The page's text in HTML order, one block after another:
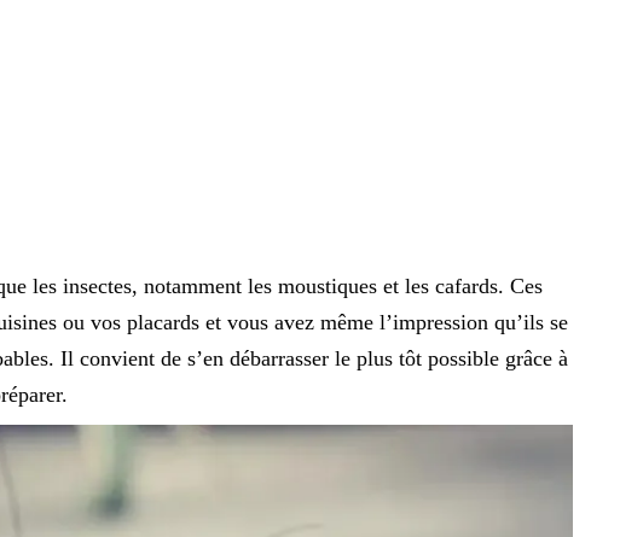
les insectes, notamment les moustiques et les cafards. Ces
ou vos placards et vous avez même l’impression qu’ils se
Il convient de s’en débarrasser le plus tôt possible grâce à